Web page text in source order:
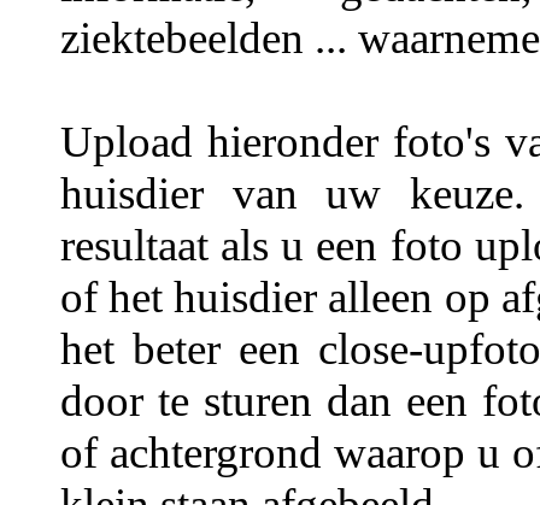
ziektebeelden ...
Upload hieronder foto's
huisdier van uw
resultaat als u een foto
of het huisdier alleen op
het beter een close-
door te sturen dan een
of achtergrond waarop u